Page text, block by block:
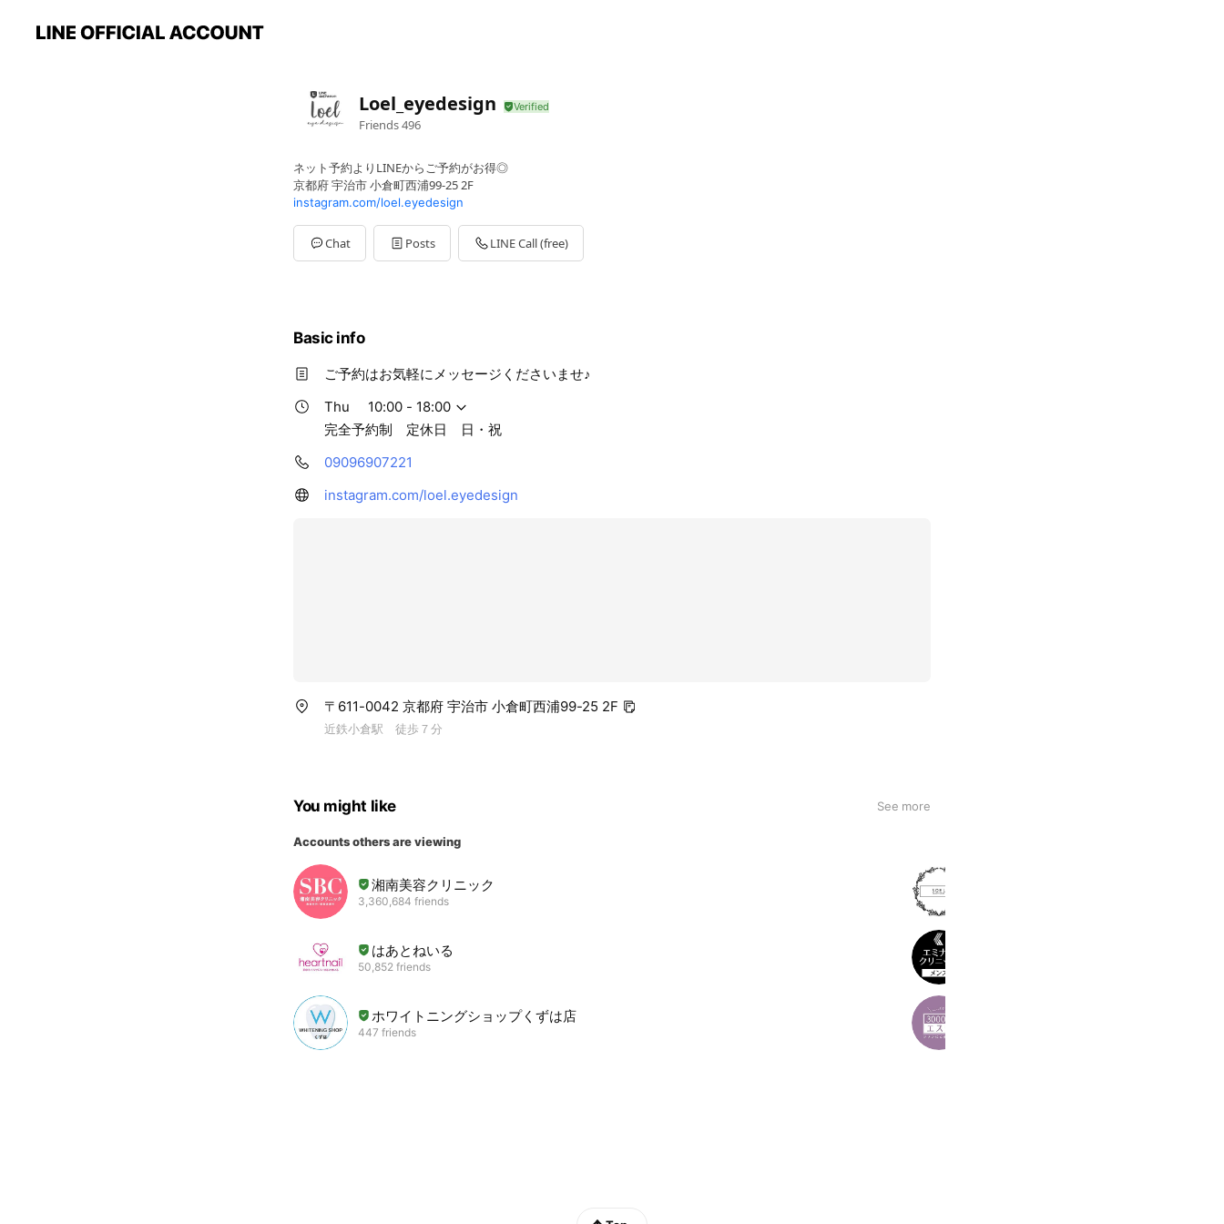
Loel_eyedesign
Friends496
ネット予約よりLINEからご予約がお得◎
京都府 宇治市 小倉町西浦99-25 2F
instagram.com/loel.eyedesign
Chat Posts LINE Call (free)
Basic info
ご予約はお気軽にメッセージくださいませ♪
Thu
10:00 - 18:00
完全予約制 定休日 日・祝
09096907221
instagram.com/loel.eyedesign
〒611-0042 京都府 宇治市 小倉町西浦99-25 2F
近鉄小倉駅 徒歩７分
You might like See more
Accounts others are viewing
湘南美容クリニック
3,360,684 friends
はあとねいる
50,852 friends
ホワイトニングショップくずは店
447 friends